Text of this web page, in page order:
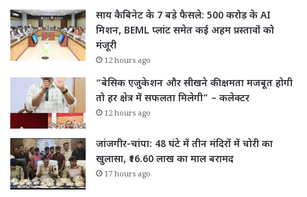
साय कैबिनेट के 7 बड़े फैसले: 500 करोड़ के AI
मिशन, BEML प्लांट समेत कई अहम प्रस्तावों को
मंजूरी
12 hours ago
“बेसिक एजुकेशन और सीखने की क्षमता मजबूत होगी
तो हर क्षेत्र में सफलता मिलेगी” – कलेक्टर
12 hours ago
जांजगीर-चांपा: 48 घंटे में तीन मंदिरों में चोरी का
खुलासा, ₹16.60 लाख का माल बरामद
17 hours ago